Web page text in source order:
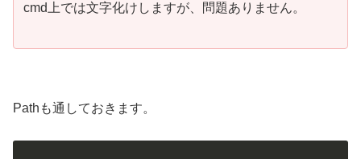
cmd上では文字化けしますが、問題ありません。
Pathも通しておきます。